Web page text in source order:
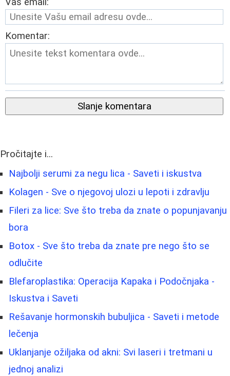
Komentar:
Slanje komentara
Pročitajte i...
Najbolji serumi za negu lica - Saveti i iskustva
Kolagen - Sve o njegovoj ulozi u lepoti i zdravlju
Fileri za lice: Sve što treba da znate o popunjavanju
bora
Botox - Sve što treba da znate pre nego što se
odlučite
Blefaroplastika: Operacija Kapaka i Podočnjaka -
Iskustva i Saveti
Rešavanje hormonskih bubuljica - Saveti i metode
lečenja
Uklanjanje ožiljaka od akni: Svi laseri i tretmani u
jednoj analizi